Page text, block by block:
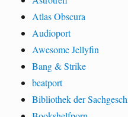
Atlas Obscura
Audioport
Awesome Jellyfin
Bang & Strike
beatport
Bibliothek der